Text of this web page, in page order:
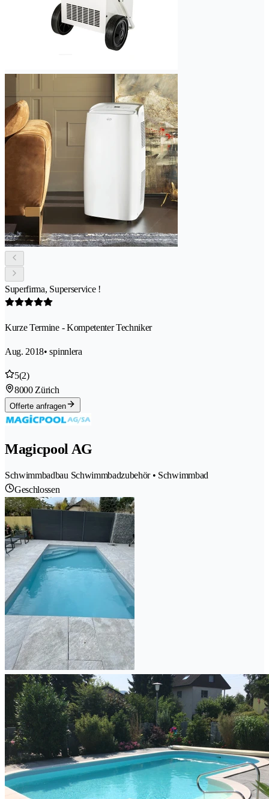
Superfirma, Superservice !
Kurze Termine - Kompetenter Techniker
Aug. 2018• spinnlera
5(2)
8000 Zürich
Offerte anfragen
Magicpool AG
Schwimmbadbau Schwimmbadzubehör • Schwimmbad
Geschlossen